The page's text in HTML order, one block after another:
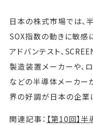
日本の株式市場では、
SOX指数の動きに敏感
アドバンテスト、
製造装置メーカーや、
などの半導体メーカー
界の好調が日本の企業
関連記事： 【第10回】